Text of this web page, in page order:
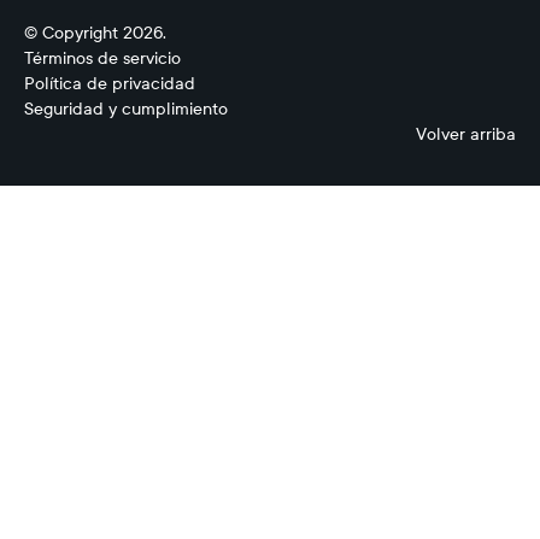
© Copyright 2026.
Términos de servicio
Política de privacidad
Seguridad y cumplimiento
Volver arriba